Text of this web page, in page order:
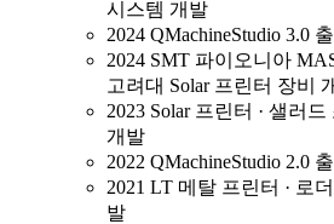
시스템 개발
2024 QMachineStudio 3.0 출
2024 SMT 파이오니아
고려대 Solar 프린터 장비
2023 Solar 프린터 · 샐러
개발
2022 QMachineStudio 2.0 출
2021 LT 메탈 프린터 · 로
발